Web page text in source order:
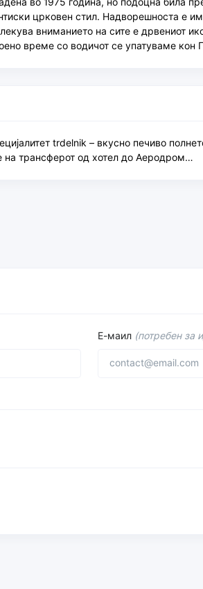
црковен стил. Надворешноста е
вниманието на сите е дрвениот
време со водичот се упатуваме кон
trdelnik – вкусно печиво
на трансферот од хотел до Аеродром…
Е-маил (потребен за